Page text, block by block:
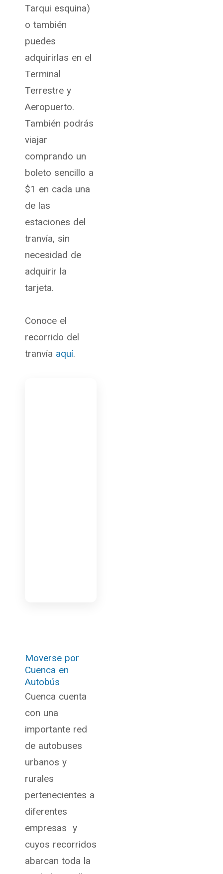
Tarqui esquina)
o también
puedes
adquirirlas en el
Terminal
Terrestre y
Aeropuerto.
También podrás
viajar
comprando un
boleto sencillo a
$1 en cada una
de las
estaciones del
tranvía, sin
necesidad de
adquirir la
tarjeta.
Conoce el
recorrido del
tranvía aquí.
Moverse por
Cuenca en
Autobús
Cuenca cuenta
con una
importante red
de autobuses
urbanos y
rurales
pertenecientes a
diferentes
empresas y
cuyos recorridos
abarcan toda la